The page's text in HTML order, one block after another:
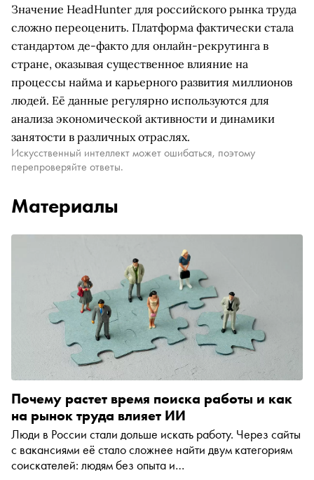
Значение HeadHunter для российского рынка труда
сложно переоценить. Платформа фактически стала
стандартом де-факто для онлайн-рекрутинга в
стране, оказывая существенное влияние на
процессы найма и карьерного развития миллионов
людей. Её данные регулярно используются для
анализа экономической активности и динамики
занятости в различных отраслях.
Искусственный интеллект может ошибаться, поэтому
перепроверяйте ответы.
Материалы
Почему растет время поиска работы и как
на рынок труда влияет ИИ
Люди в России стали дольше искать работу. Через сайты
с вакансиями её стало сложнее найти двум категориям
соискателей: людям без опыта и